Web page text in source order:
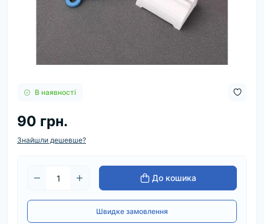
В наявності
90 грн.
Знайшли дешевше?
До кошика
Швидке замовлення